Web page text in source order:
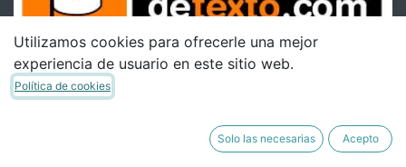
Utilizamos cookies para ofrecerle una mejor
experiencia de usuario en este sitio web.
Política de cookies
Solo las necesarias Acepto